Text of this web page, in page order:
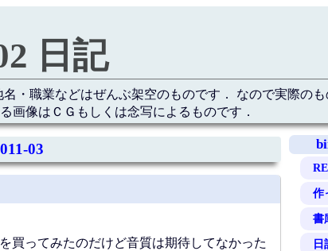
日記
・職業などはぜんぶ架空のものです． なので実際のも
画像はＣＧもしくは念写によるものです．
作
書
日
03
買ってみたのだけど音質は期待してなかった